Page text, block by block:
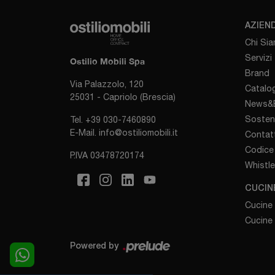
Ostilio Mobili Spa
Via Palazzolo, 120
25031 - Capriolo (Brescia)
Tel. +39 030-7460890
E-Mail. info@ostiliomobili.it
P.IVA 03478720174
Chi
Servizi
Brand
Cucine
Powered by